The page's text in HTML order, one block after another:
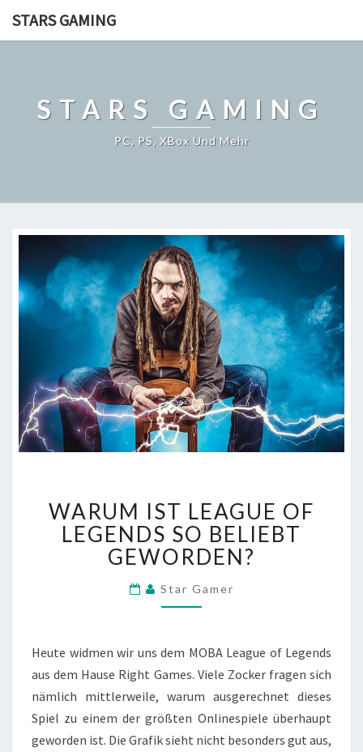
STARS GAMING
STARS GAMING
PC, PS, XBox Und Mehr
IST
LEAGUE
OF
LEGENDS
BELIEBT
WARUM IST LEAGUE OF
LEGENDS SO BELIEBT
GEWORDEN?
Star Gamer
Heute widmen wir uns dem MOBA League of Legends
aus dem Hause Right Games. Viele Zocker fragen sich
nämlich mittlerweile, warum ausgerechnet dieses
Spiel zu einem der größten Onlinespiele überhaupt
geworden ist. Die Grafik sieht nicht besonders gut aus,